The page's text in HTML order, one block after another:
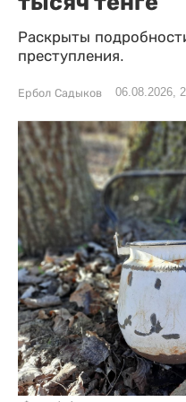
Раскрыты
преступления.
Ербол Садыков 06.08.2026,